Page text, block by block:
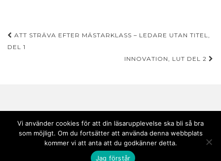
Inläggsnavigering
ATT STRÄVA EFTER MÄSTARKLASS – LEDARE UTAN TITEL,
DEL 1
INNOVATION, LUT DEL 2
Copyright © 2020 Andebark | Tema avColorlibdrivs med WordPress
Vi använder cookies för att din läsarupplevelse ska bli så bra
som möjligt. Om du fortsätter att använda denna webbplats
kommer vi att anta att du godkänner detta.
Jag förstår